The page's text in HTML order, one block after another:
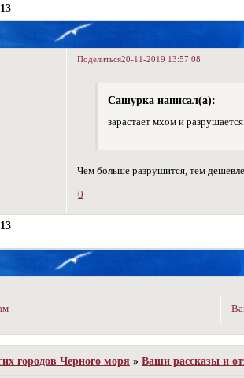
13
Поделиться20-11-2019 13:57:08
Сашурка написал(а):
зарастает мхом и
Чем больше разрушится, тем
0
13
городов Черного моря » Ваши рассказы и